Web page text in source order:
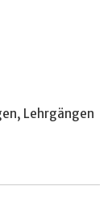
Lehrgängen